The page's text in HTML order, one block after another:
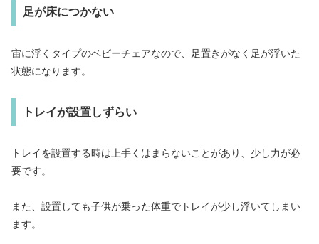
足が床につかない
宙に浮くタイプのベビーチェアなので、足置きがなく足が浮いた
状態になります。
トレイが設置しずらい
トレイを設置する時は上手くはまらないことがあり、少し力が必
要です。
また、設置しても子供が乗った体重でトレイが少し浮いてしまい
ます。